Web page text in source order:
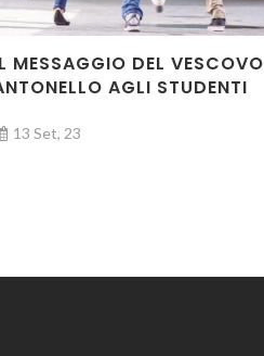
MESSAGGIO DEL VESCOVO
AGLI STUDENTI
13 Set, 23